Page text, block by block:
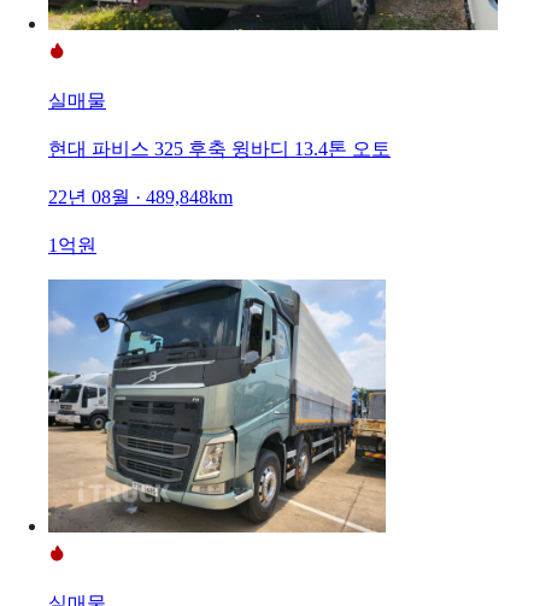
실매물
현대 파비스 325 후축 윙바디 13.4톤 오토
22년 08월 · 489,848km
1억원